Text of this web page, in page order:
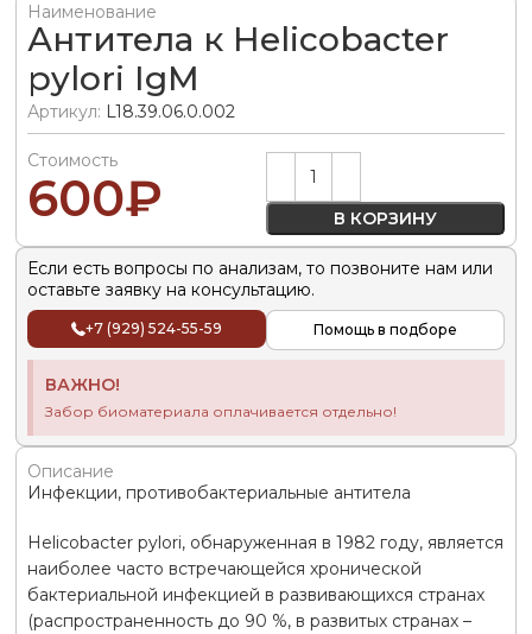
Наименование
Антитела к Helicobacter
pylori IgM
Артикул: L18.39.06.0.002
Стоимость
600₽ В КОРЗИНУ
Alternative:
Если есть вопросы по анализам, то позвоните нам или
оставьте заявку на консультацию.
+7 (929) 524-55-59 Помощь в подборе
ВАЖНО!
Забор биоматериала оплачивается отдельно!
Описание
Инфекции, противобактериальные антитела
Helicobacter pylori, обнаруженная в 1982 году, является
наиболее часто встречающейся хронической
бактериальной инфекцией в развивающихся странах
(распространенность до 90 %, в развитых странах –